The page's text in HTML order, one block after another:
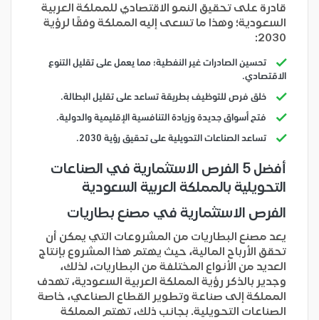
قادرة على تحقيق النمو الاقتصادي للمملكة العربية
السعودية؛ وهذا ما تسعى إليه المملكة وفقًا لرؤية
2030:
تحسين الصادرات غير النفطية؛ مما يعمل على تقليل التنوع
الاقتصادي.
خلق فرص للتوظيف بطريقة تساعد على تقليل البطالة.
فتح أسواق جديدة وزيادة التنافسية الإقليمية والدولية.
تساعد الصناعات التحويلية على تحقيق رؤية 2030.
أفضل 5 الفرص الاستثمارية في الصناعات
التحويلية بالمملكة العربية السعودية
الفرص الاستثمارية في مصنع بطاريات
يعد مصنع البطاريات من المشروعات التي يمكن أن
تحقق الأرباح المالية، حيث يهتم هذا المشروع بإنتاج
العديد من الأنواع المختلفة من البطاريات، لذلك،
وجدير بالذكر رؤية المملكة العربية السعودية، تهدف
المملكة إلى صناعة وتطوير القطاع الصناعي، خاصة
الصناعات التحويلية. بجانب ذلك، تهتم المملكة